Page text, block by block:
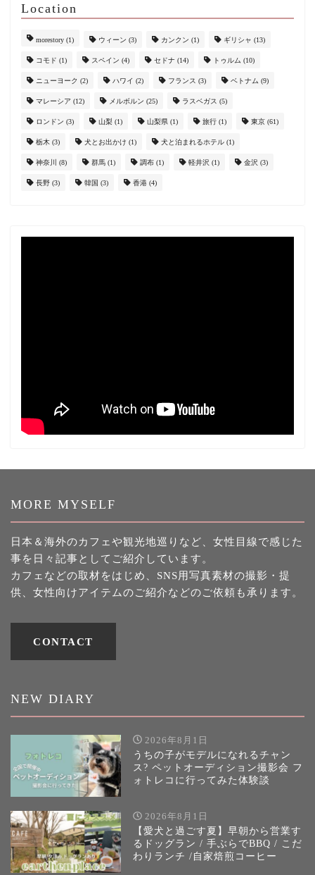
Location
morestory (1) ウィーン (3) カンクン (1) ギリシャ (13)
コモド (1) スペイン (4) セドナ (14) トゥルム (10)
ニューヨーク (2) ハワイ (2) フランス (3) ベトナム (9)
マレーシア (12) メルボルン (25) ラスベガス (5)
ロンドン (3) 山梨 (1) 山梨県 (1) 旅行 (1) 東京 (61)
栃木 (3) 犬とお出かけ (1) 犬と泊まれるホテル (1)
神奈川 (8) 群馬 (1) 調布 (1) 軽井沢 (1) 金沢 (3)
長野 (3) 韓国 (3) 香港 (4)
MORE MYSELF
日本＆海外のカフェや観光地巡りなど、女性目線で感じた
事を日々記事としてご紹介しています。
カフェなどの取材をはじめ、SNS用写真素材の撮影・提
供、女性向けアイテムのご紹介などのご依頼も承ります。
CONTACT
NEW DIARY
2026年8月1日
うちの子がモデルになれるチャン
ス? ペットオーディション撮影会 フ
ォトレコに行ってみた体験談
2026年8月1日
【愛犬と過ごす夏】早朝から営業す
るドッグラン / 手ぶらでBBQ / こだ
わりランチ /自家焙煎コーヒー